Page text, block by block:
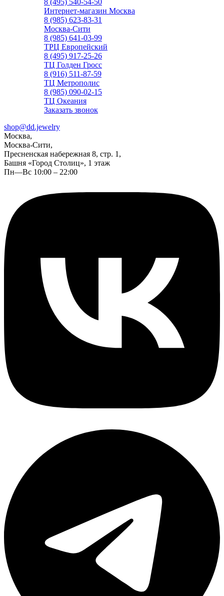
8 (495) 540-54-50
Интернет-магазин Москва
8 (985) 623-83-31
Москва-Сити
8 (985) 641-03-99
ТРЦ Европейский
8 (495) 917-25-26
ТЦ Голден Гросс
8 (916) 511-87-59
ТЦ Метрополис
8 (985) 090-02-15
ТЦ Океания
Заказать звонок
shop@dd.jewelry
Москва,
Москва-Сити,
Пресненская набережная 8, стр. 1,
Башня «Город Столиц», 1 этаж
Пн—Вс 10:00 – 22:00